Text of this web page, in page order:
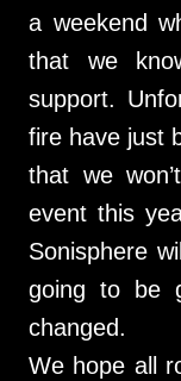
a weekend
that we
support.
fire have just
that we
event this
Sonisphere
going to be
changed.
We hope all